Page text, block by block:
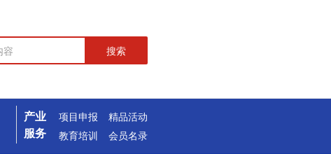
搜索
产业
服务
项目申报
精品活动
教育培训
会员名录